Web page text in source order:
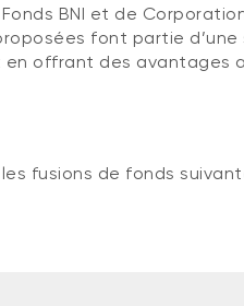
BNI et de
font partie d’une
offrant des avantages
fusions de fonds